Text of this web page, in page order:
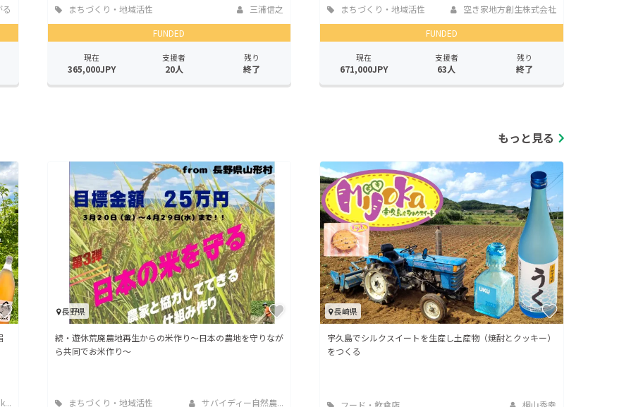
まちづくり・地域活性
三浦信之
FUNDED
現在
365,000JPY
支援者
20人
残り
終了
まちづくり・地域活性
空き家地方創生株式会社
FUNDED
現在
671,000JPY
支援者
63人
残り
終了
長野県
続・遊休荒廃農地再生からの米作り～日本の農地を守りなが
ら共同でお米作り～
まちづくり・地域活性 サバイディー自然農...
長崎県
宇久島でシルクスイートを生産し土産物（焼酎とクッキー）
をつくる
フード・飲食店 桐山秀幸
もっと見る